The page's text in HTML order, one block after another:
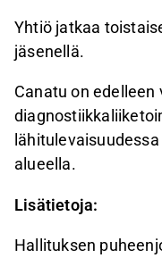
Yhtiö jatkaa
jäsenellä.
Canatu on
alueella.
Lisätietoja:
Hallituksen